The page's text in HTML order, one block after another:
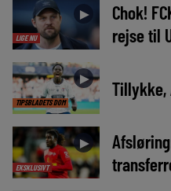
LIGE NU
►
Chok!
rejse til
TIPSBLADETS DOM
► Tillykke,
EKSKLUSIVT
►